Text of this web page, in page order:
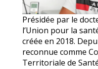
Présidée par le
l’Union pour la
créée en 2018.
reconnue comme
Territoriale de